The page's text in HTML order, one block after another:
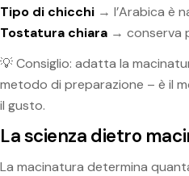
Tipo di chicchi → l’Arabica è
Tostatura chiara → conserva
💡 Consiglio: adatta la
metodo di preparazione – è il
il gusto.
La scienza dietro
La macinatura determina